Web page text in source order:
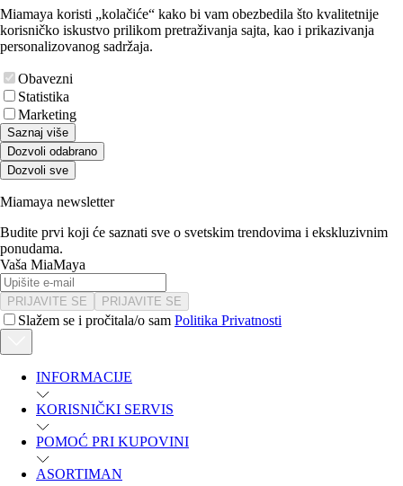
Miamaya koristi „kolačiće“ kako bi vam obezbedila što kvalitetnije
korisničko iskustvo prilikom pretraživanja sajta, kao i prikazivanja
personalizovanog sadržaja.
Obavezni
Statistika
Marketing
Saznaj više
Dozvoli odabrano
Dozvoli sve
Miamaya newsletter
Budite prvi koji će saznati sve o svetskim trendovima i ekskluzivnim
ponudama.
Vaša MiaMaya
PRIJAVITE SE PRIJAVITE SE
Slažem se i pročitala/o sam Politika Privatnosti
INFORMACIJE
KORISNIČKI SERVIS
POMOĆ PRI KUPOVINI
ASORTIMAN